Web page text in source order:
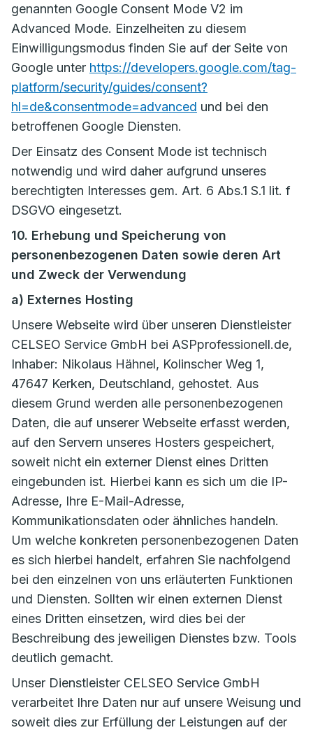
genannten Google Consent Mode V2 im
Advanced Mode. Einzelheiten zu diesem
Einwilligungsmodus finden Sie auf der Seite von
Google unter https://developers.google.com/tag-
platform/security/guides/consent?
hl=de&consentmode=advanced und bei den
betroffenen Google Diensten.
Der Einsatz des Consent Mode ist technisch
notwendig und wird daher aufgrund unseres
berechtigten Interesses gem. Art. 6 Abs.1 S.1 lit. f
DSGVO eingesetzt.
10. Erhebung und Speicherung von
personenbezogenen Daten sowie deren Art
und Zweck der Verwendung
a) Externes Hosting
Unsere Webseite wird über unseren Dienstleister
CELSEO Service GmbH bei ASPprofessionell.de,
Inhaber: Nikolaus Hähnel, Kolinscher Weg 1,
47647 Kerken, Deutschland, gehostet. Aus
diesem Grund werden alle personenbezogenen
Daten, die auf unserer Webseite erfasst werden,
auf den Servern unseres Hosters gespeichert,
soweit nicht ein externer Dienst eines Dritten
eingebunden ist. Hierbei kann es sich um die IP-
Adresse, Ihre E-Mail-Adresse,
Kommunikationsdaten oder ähnliches handeln.
Um welche konkreten personenbezogenen Daten
es sich hierbei handelt, erfahren Sie nachfolgend
bei den einzelnen von uns erläuterten Funktionen
und Diensten. Sollten wir einen externen Dienst
eines Dritten einsetzen, wird dies bei der
Beschreibung des jeweiligen Dienstes bzw. Tools
deutlich gemacht.
Unser Dienstleister CELSEO Service GmbH
verarbeitet Ihre Daten nur auf unsere Weisung und
soweit dies zur Erfüllung der Leistungen auf der